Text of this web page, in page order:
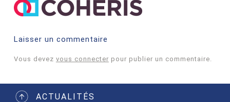
Laisser un commentaire
Vous devez vous connecter pour publier un commentaire.
ACTUALITÉS